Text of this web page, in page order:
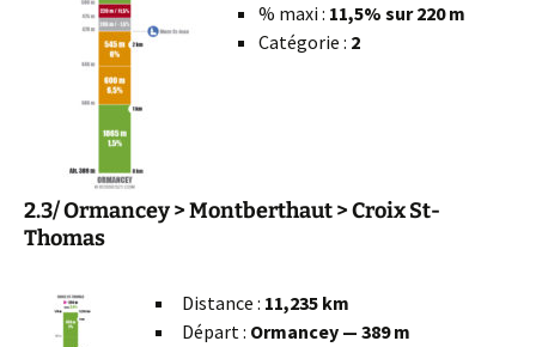
% maxi : 11,5% sur 220 m
Catégorie : 2
2.3/ Ormancey > Montberthaut > Croix St-
Thomas
Distance : 11,235 km
Départ : Ormancey — 389 m